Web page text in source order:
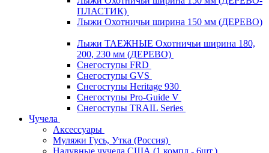
ПЛАСТИК)
Лыжи Охотничьи ширина 150 мм (ДЕРЕВО)
Лыжи ТАЕЖНЫЕ Охотничьи ширина 180,
200, 230 мм (ДЕРЕВО)
Снегоступы FRD
Снегоступы GVS
Снегоступы Heritage 930
Снегоступы Pro-Guide V
Снегоступы TRAIL Series
Чучела
Аксессуары
Муляжи Гусь, Утка (Россия)